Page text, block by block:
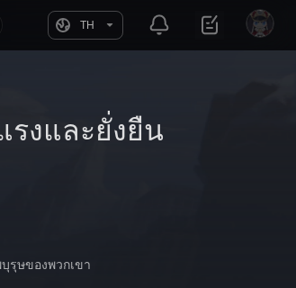
TH
งและยั่งยืน
รุษของพวกเขา